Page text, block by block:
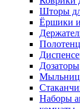
Шторы
Ёршики и
Дозаторы
Наборы